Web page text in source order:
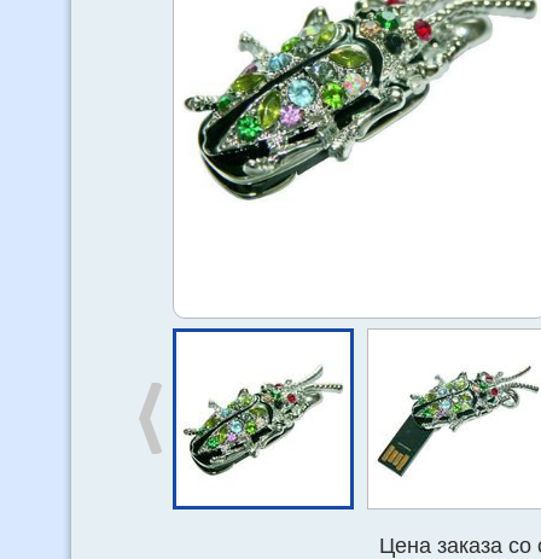
Цена заказа со